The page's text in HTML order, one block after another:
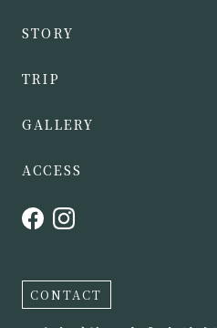
STORY
TRIP
GALLERY
ACCESS
CONTACT